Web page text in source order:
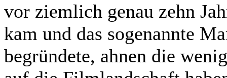
vor ziemlich genau zehn
kam und das sogenannte
begründete, ahnen die